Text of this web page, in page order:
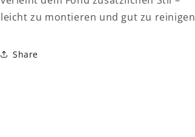
leicht zu montieren und gut zu reinigen
Share